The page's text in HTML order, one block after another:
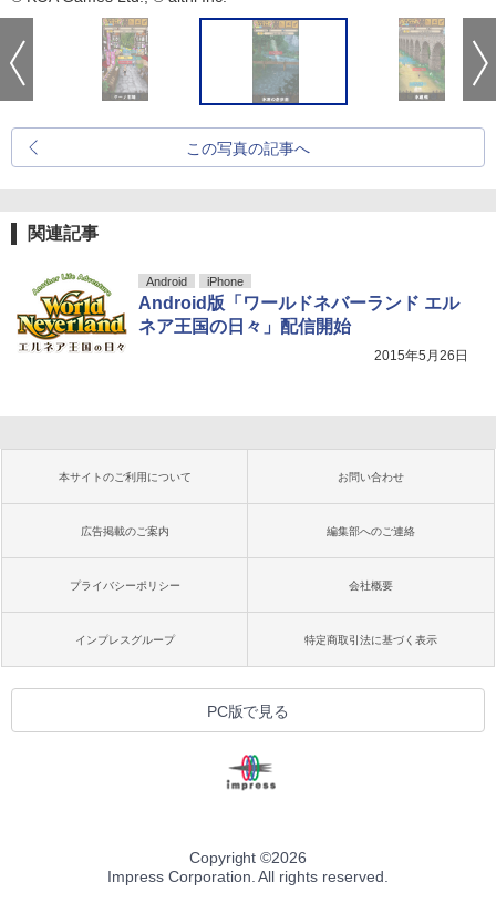
この写真の記事へ
関連記事
Android iPhone
Android版「ワールドネバーランド エル
ネア王国の日々」配信開始
2015年5月26日
本サイトのご利用について お問い合わせ
広告掲載のご案内 編集部へのご連絡
プライバシーポリシー 会社概要
インプレスグループ 特定商取引法に基づく表示
PC版で見る
Copyright ©2026
Impress Corporation. All rights reserved.